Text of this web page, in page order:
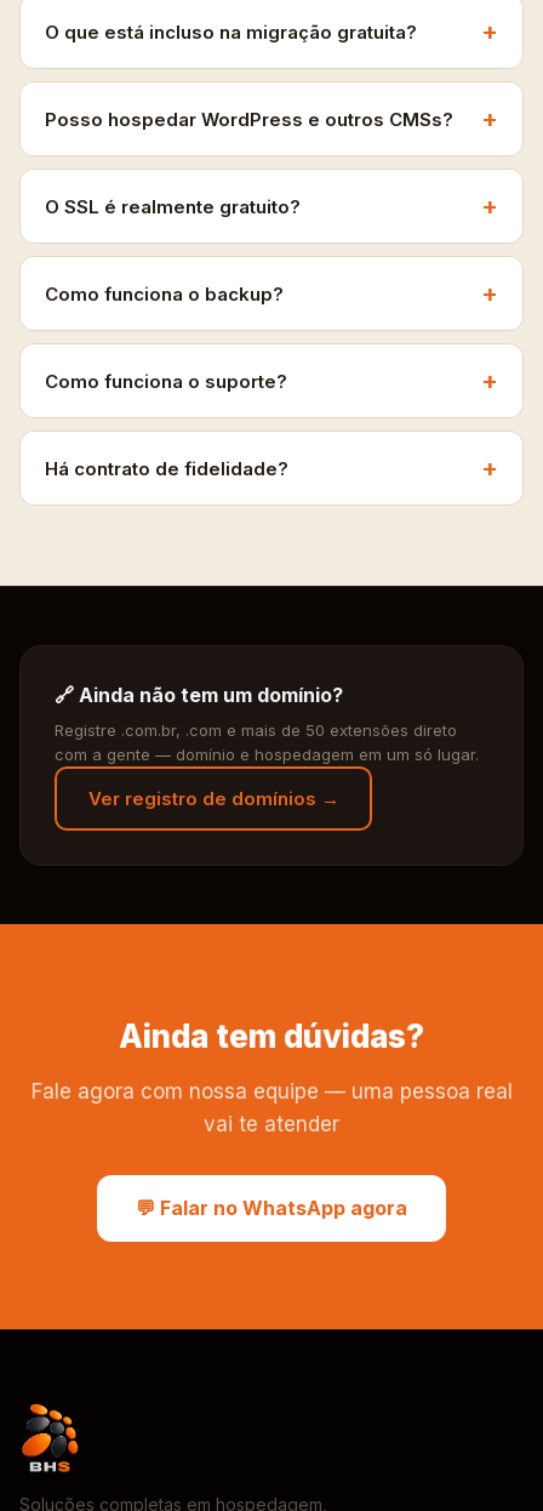
O que está incluso na migração gratuita? +
Posso hospedar WordPress e outros CMSs? +
O SSL é realmente gratuito? +
Como funciona o backup? +
Como funciona o suporte? +
Há contrato de fidelidade? +
🔗 Ainda não tem um domínio?
Registre .com.br, .com e mais de 50 extensões direto
com a gente — domínio e hospedagem em um só lugar.
Ver registro de domínios →
Ainda tem dúvidas?
Fale agora com nossa equipe — uma pessoa real
vai te atender
💬 Falar no WhatsApp agora
Soluções completas em hospedagem,